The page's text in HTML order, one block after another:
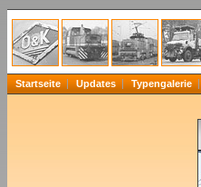
Startseite Updates Typengalerie